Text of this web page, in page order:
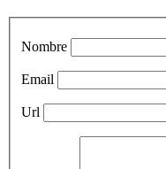
Nombre
Email
Url